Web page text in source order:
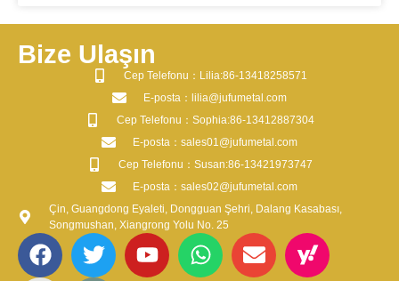
Bize Ulaşın
​Cep Telefonu：Lilia:86-13418258571
​E-posta​：lilia@jufumetal.com
​Cep Telefonu：Sophia:86-13412887304
​E-posta​：sales01@jufumetal.com
​Cep Telefonu：Susan:86-13421973747
​E-posta​：sales02@jufumetal.com
Çin, Guangdong Eyaleti, Dongguan Şehri, Dalang Kasabası,
Songmushan, Xiangrong Yolu No. 25